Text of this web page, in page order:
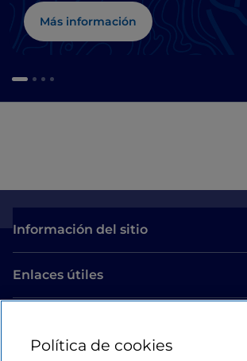
Más información
Información del sitio
Enlaces útiles
Estamos en contacto
Política de cookies